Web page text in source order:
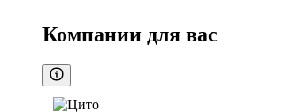
Компании для вас